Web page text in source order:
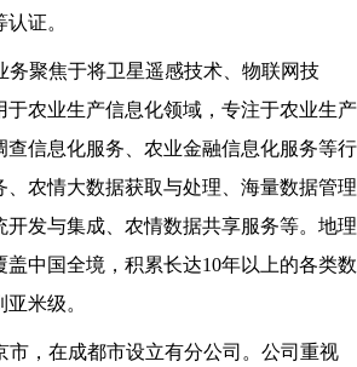
证。
务聚焦于将卫星遥感技术、物联网技
于农业生产信息化领域，专注于农业生产
查信息化服务、农业金融信息化服务等行
、农情大数据获取与处理、海量数据管理
开发与集成、农情数据共享服务等。地理
盖中国全境，积累长达10年以上的各类数
米级。
，在成都市设立有分公司。 公司重视